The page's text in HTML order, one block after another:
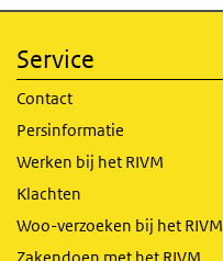
Service
Contact
Persinformatie
Werken bij het RIVM
Klachten
Woo-verzoeken bij het RIVM